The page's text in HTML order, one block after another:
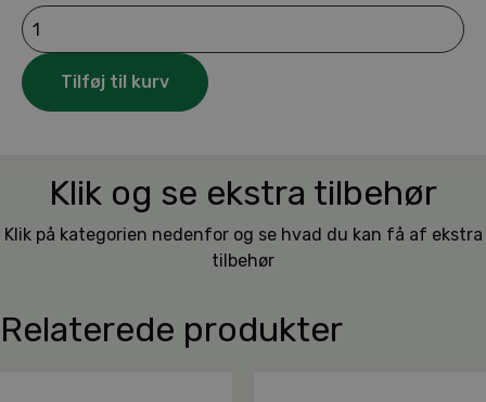
Husqvarna
Påfyldningstud
Benzin
t.
15
l
antal
Tilføj til kurv
Klik og se ekstra tilbehør
Klik på kategorien nedenfor og se hvad du kan få af ekstra
tilbehør
Relaterede produkter